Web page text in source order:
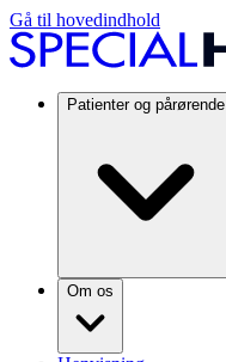
Gå til hovedindhold
Patienter og pårørende
Om os